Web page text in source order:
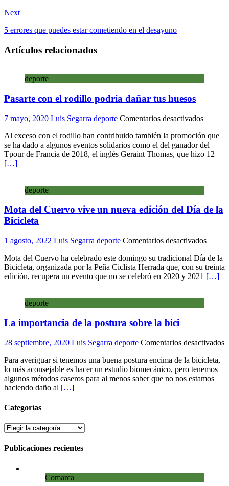
Next
5 errores que puedes estar cometiendo en el desayuno
Artículos relacionados
deporte
Pasarte con el rodillo podría dañar tus huesos
7 mayo, 2020 Luis Segarra deporte Comentarios desactivadosen
con
el
rodillo
Al exceso con el rodillo han contribuido también la promoción que
se ha dado a algunos eventos solidarios como el del ganador del
Tpour de Francia de 2018, el inglés Geraint Thomas, que hizo 12
[…]
deporte
Mota del Cuervo vive un nueva edición del Día de la
Bicicleta
1 agosto, 2022 Luis Segarra deporte Comentarios desactivadosen
del
vive
la
Mota del Cuervo ha celebrado este domingo su tradicional Día de la
Bicicleta, organizada por la Peña Ciclista Herrada que, con su treinta
edición, recupera un evento que no se celebró en 2020 y 2021 […]
deporte
La importancia de la postura sobre la bici
28 septiembre, 2020 Luis Segarra deporte Comentarios desactivados
Para averiguar si tenemos una buena postura encima de la bicicleta,
lo más aconsejable es hacer un estudio biomecánico, pero tenemos
algunos métodos caseros para al menos saber que no nos estamos
haciendo daño al […]
Categorías
Categorías
Publicaciones recientes
Comarca